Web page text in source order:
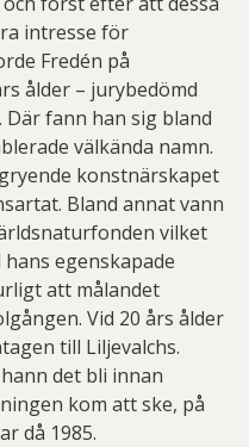
intresse för
Fredén på
ålder – jurybedömd
fann han sig bland
välkända namn.
konstnärskapet
Bland annat vann
vilket
egenskapade
att målandet
Vid 20 års ålder
till Liljevalchs.
det bli innan
kom att ske, på
då 1985.